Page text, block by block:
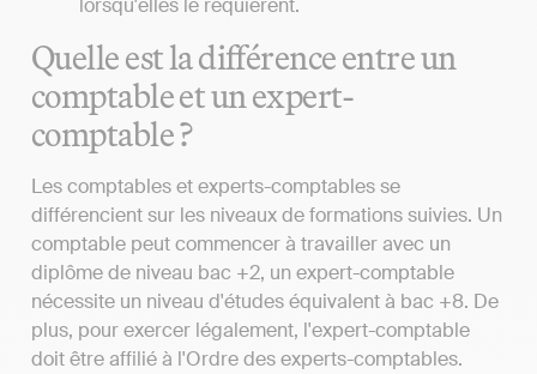
lorsqu'elles le requièrent.
Quelle est la différence entre un
comptable et un expert-
comptable ?
Les comptables et experts-comptables se
différencient sur les niveaux de formations suivies. Un
comptable peut commencer à travailler avec un
diplôme de niveau bac +2, un expert-comptable
nécessite un niveau d'études équivalent à bac +8. De
plus, pour exercer légalement, l'expert-comptable
doit être affilié à l'Ordre des experts-comptables.